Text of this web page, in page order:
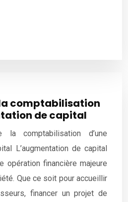
comptabilisation
de capital
comptabilisation d’une
L’augmentation de capital
opération financière majeure
Que ce soit pour accueillir
financer un projet de